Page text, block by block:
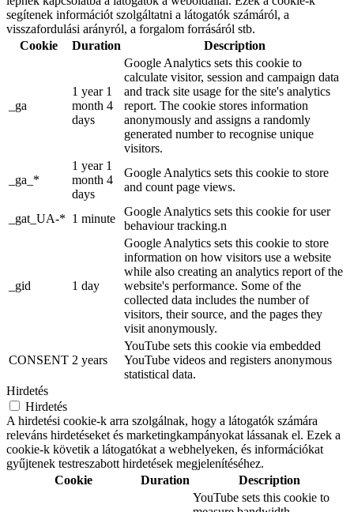
segítenek információt szolgáltatni a látogatók számáról, a
visszafordulási arányról, a forgalom forrásáról stb.
Cookie
Duration Description
_ga
1 year 1
month 4
days
Google Analytics sets this cookie to
calculate visitor, session and campaign data
and track site usage for the site's analytics
report. The cookie stores information
anonymously and assigns a randomly
generated number to recognise unique
visitors.
_ga_*
1 year 1
month 4
days
Google Analytics sets this cookie to store
and count page views.
_gat_UA-* 1 minute
Google Analytics sets this cookie for user
behaviour tracking.n
_gid 1 day
Google Analytics sets this cookie to store
information on how visitors use a website
while also creating an analytics report of the
website's performance. Some of the
collected data includes the number of
visitors, their source, and the pages they
visit anonymously.
CONSENT 2 years
YouTube sets this cookie via embedded
YouTube videos and registers anonymous
statistical data.
Hirdetés
Hirdetés
A hirdetési cookie-k arra szolgálnak, hogy a látogatók számára
releváns hirdetéseket és marketingkampányokat lássanak el. Ezek a
cookie-k követik a látogatókat a webhelyeken, és információkat
gyűjtenek testreszabott hirdetések megjelenítéséhez.
Cookie
Duration Description
YouTube sets this cookie to